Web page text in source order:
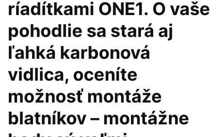
ríadítkami ONE1. O vaše
pohodlie sa stará aj
ľahká karbonová
vidlica, oceníte
možnosť montáže
blatníkov – montážne